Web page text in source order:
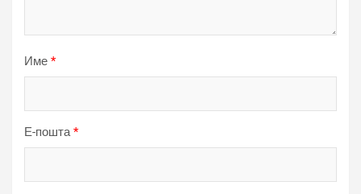
Име *
Е-пошта*